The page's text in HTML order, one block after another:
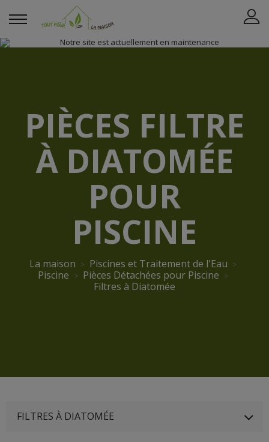
PIÈCES FILTRE
À DIATOMÉE
POUR
PISCINE
La maison
Piscines et Traitement de l'Eau
Piscine
Pièces Détachées pour Piscine
Filtres à Diatomée
FILTRES À DIATOMÉE